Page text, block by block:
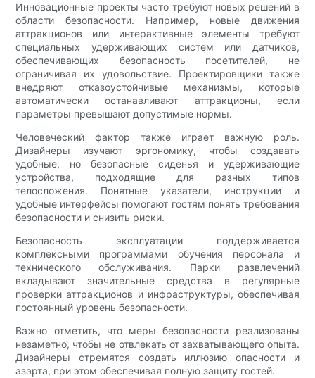
Инновационные проекты часто требуют новых решений в
области безопасности. Например, новые движения
аттракционов или интерактивные элементы требуют
специальных удерживающих систем или датчиков,
обеспечивающих безопасность посетителей, не
ограничивая их удовольствие. Проектировщики также
внедряют отказоустойчивые механизмы, которые
автоматически останавливают аттракционы, если
параметры превышают допустимые нормы.
Человеческий фактор также играет важную роль.
Дизайнеры изучают эргономику, чтобы создавать
удобные, но безопасные сиденья и удерживающие
устройства, подходящие для разных типов
телосложения. Понятные указатели, инструкции и
удобные интерфейсы помогают гостям понять требования
безопасности и снизить риски.
Безопасность эксплуатации поддерживается
комплексными программами обучения персонала и
технического обслуживания. Парки развлечений
вкладывают значительные средства в регулярные
проверки аттракционов и инфраструктуры, обеспечивая
постоянный уровень безопасности.
Важно отметить, что меры безопасности реализованы
незаметно, чтобы не отвлекать от захватывающего опыта.
Дизайнеры стремятся создать иллюзию опасности и
азарта, при этом обеспечивая полную защиту гостей.